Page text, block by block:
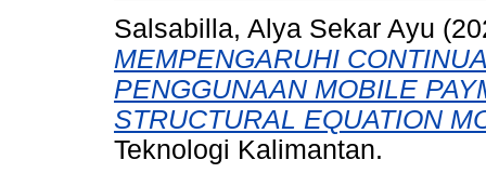
Salsabilla, Alya Sekar Ayu
MEMPENGARUHI
PENGGUNAAN MOBILE
STRUCTURAL EQUATION
Teknologi Kalimantan.